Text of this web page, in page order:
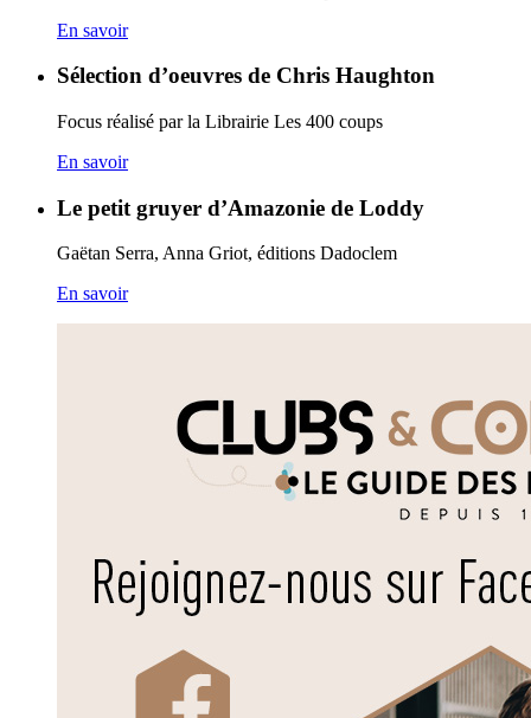
En savoir
Sélection d’oeuvres de Chris Haughton
Focus réalisé par la Librairie Les 400 coups
En savoir
Le petit gruyer d’Amazonie de Loddy
Gaëtan Serra, Anna Griot, éditions Dadoclem
En savoir